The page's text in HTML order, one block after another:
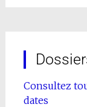
Consultez
dates